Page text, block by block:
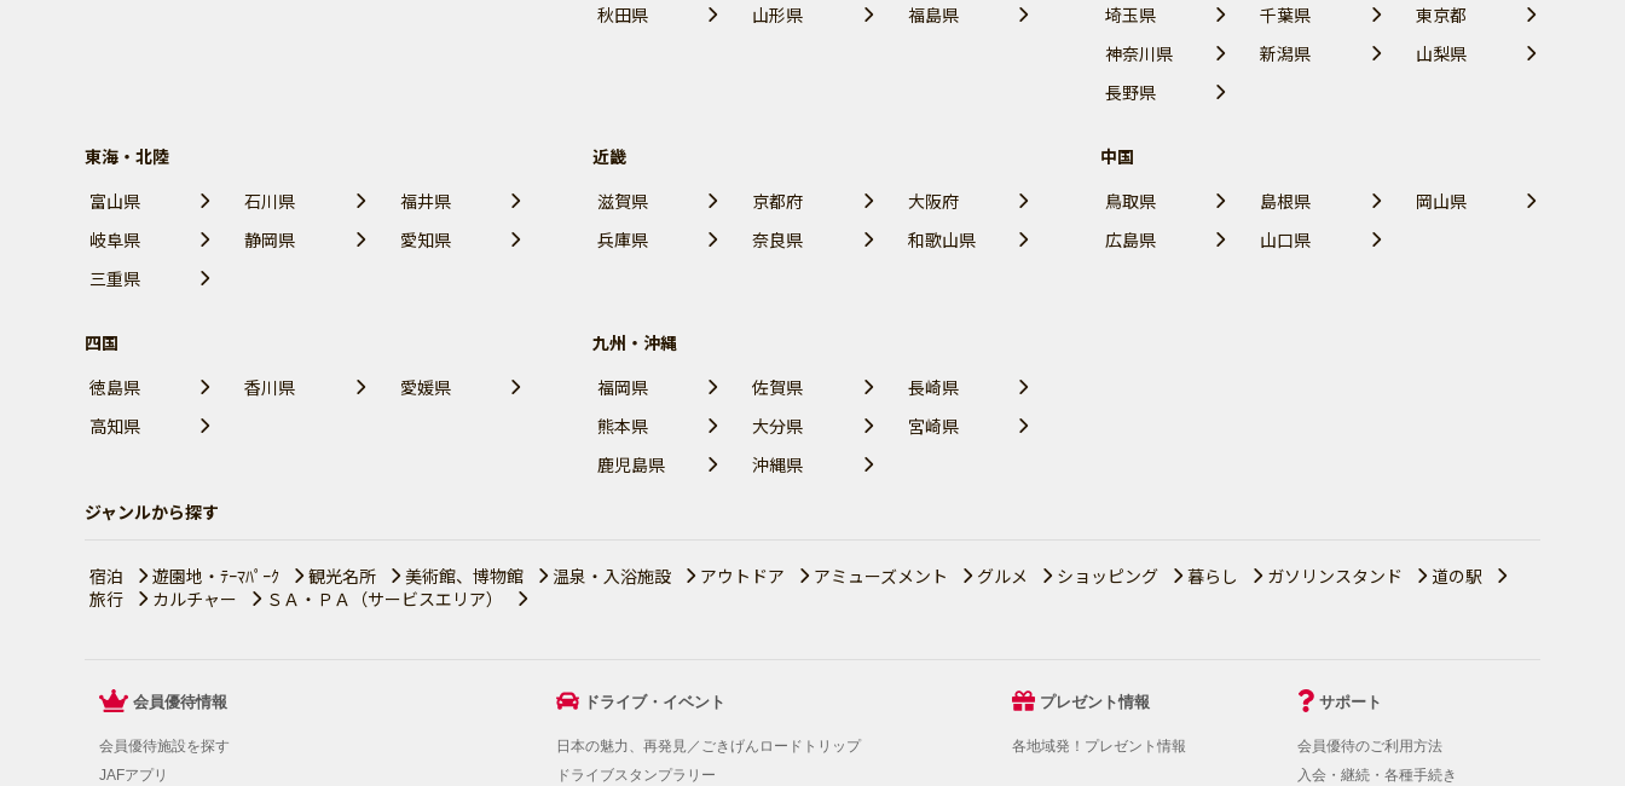
秋田県
山形県 福島県
埼玉県
千葉県
東京都
神奈川県
新潟県
山梨県
長野県
東海・北陸
富山県
石川県
福井県
岐阜県
静岡県
愛知県
三重県
近畿
滋賀県
京都府
大阪府
兵庫県
奈良県 和歌山県
中国
鳥取県
島根県
岡山県
広島県
山口県
四国
徳島県
香川県
愛媛県
高知県
九州・沖縄
福岡県
佐賀県
長崎県
熊本県
大分県
宮崎県
鹿児島県
沖縄県
ジャンルから探す
宿泊 遊園地・ﾃｰﾏﾊﾟｰｸ 観光名所 美術館、博物館 温泉・入浴施設 アウトドア アミューズメント グルメ ショッピング 暮らし ガソリンスタンド
道の駅
旅行
カルチャー ＳＡ・ＰＡ（サービスエリア）
会員優待情報
会員優待施設を探す
JAFアプリ
ドライブ・イベント
日本の魅力、再発見／ごきげんロードトリップ
ドライブスタンプラリー
プレゼント情報
各地域発！プレゼント情報
サポート
会員優待のご利用方法
入会・継続・各種手続き